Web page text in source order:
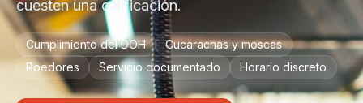
cuesten una calificación.
Cumplimiento del DOH
Cucarachas y moscas
Roedores
Servicio documentado Horario discreto